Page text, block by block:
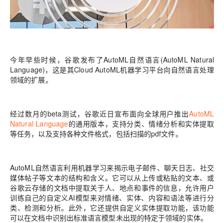
今年早些时候，谷歌发布了AutoML自然语言(AutoML Natural
Language)，这是其Cloud AutoML机器学习平台向自然语言处理
领域的扩展。
经过数月的beta测试，谷歌近日宣布面向全球用户推出AutoML
Natural Language的通用版本，支持分类、情绪分析和实体提取
等任务，以及支持各种文件格式，包括扫描的pdf文件。
AutoML自然语言利用机器学习来揭示电子邮件、聊天日志、社交
媒体帖子等文本的结构和含义。它可以从上传或粘贴的文本、或
谷歌云存储的文档中提取关于人、地点和事件的信息，允许用户
训练自己的自定义AI模型来对情绪、实体、内容和语法等进行分
类、检测和分析。此外，它还提供自定义实体提取功能，该功能
可以在文档中识别出标准语言模型未出现的特定于领域的实体。